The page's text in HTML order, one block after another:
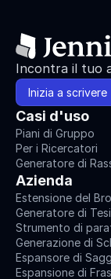
Incontra il tuo
Inizia a scrivere
Casi d'uso
Piani di Gruppo
Per i Ricercatori
Generatore di
Azienda
Estensione del
Generatore di Tesi
Strumento di
Generazione di
Espansore di
Espansione di